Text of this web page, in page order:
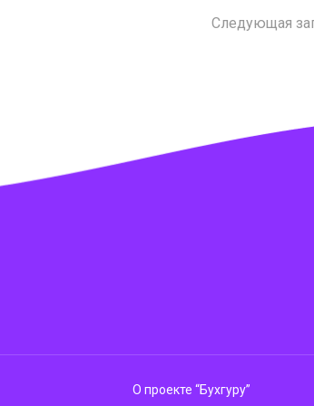
Следующая
О проекте “Бухгуру”